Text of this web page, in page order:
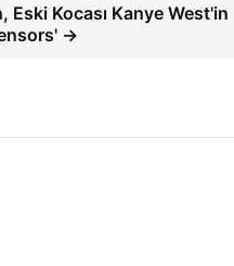
Kocası Kanye West'in
→